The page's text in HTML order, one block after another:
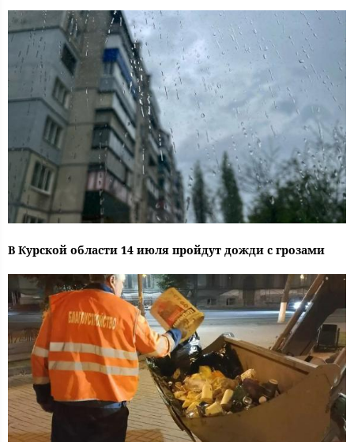
В Курской области 14 июля пройдут дожди с грозами